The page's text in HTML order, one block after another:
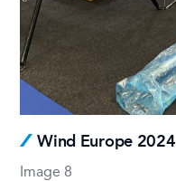
Wind Europe 2024
Image 8